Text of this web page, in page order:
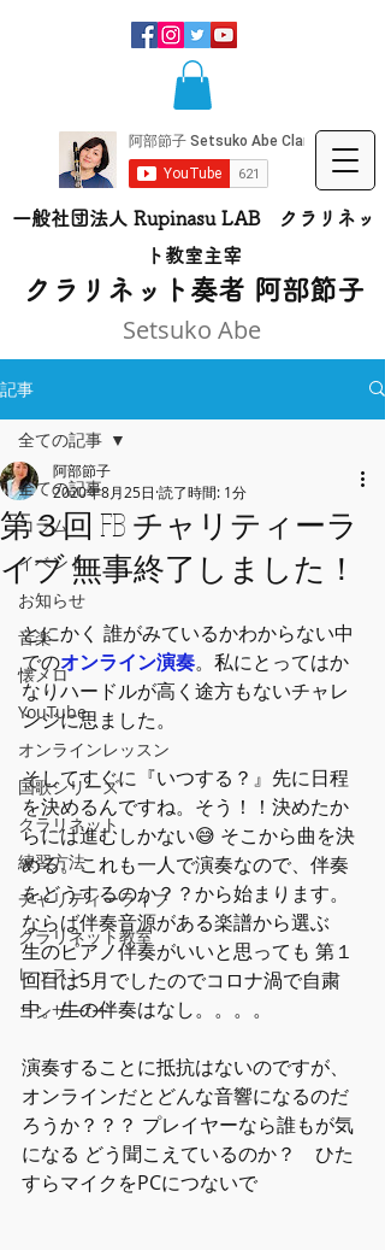
Setsuko Abe
一般社団法人 Rupinasu LAB クラリネッ
ト​教室主宰
​クラリネット奏者 阿部節子
記事
全ての記事
コラム
イベント
お知らせ
音楽
懐メロ
YouTube
オンラインレッスン
国歌シリーズ
クラリネット
練習方法
チャリティーライブ
クラリネット教室
レッスン
コンサーtー
全ての記事
第３回 FB チャリティーラ
イブ 無事終了しました！
阿部節子
2020年8月25日 読了時間: 1分
とにかく 誰がみているかわからない中
でのオンライン演奏。私にとってはか
なりハードルが高く途方もないチャレ
ンジに思ました。
そしてすぐに『いつする？』先に日程
を決めるんですね。そう！！決めたか
らには進むしかない😅 そこから曲を決
める。これも一人で演奏なので、伴奏
をどうするのか？？から始まります。
ならば伴奏音源がある楽譜から選ぶ
生のピアノ伴奏がいいと思っても 第１
回目は5月でしたのでコロナ渦で自粛
中。生の伴奏はなし。。。。
演奏することに抵抗はないのですが、
オンラインだとどんな音響になるのだ
ろうか？？？ プレイヤーなら誰もが気
になる どう聞こえているのか？　ひた
すらマイクをPCにつないで